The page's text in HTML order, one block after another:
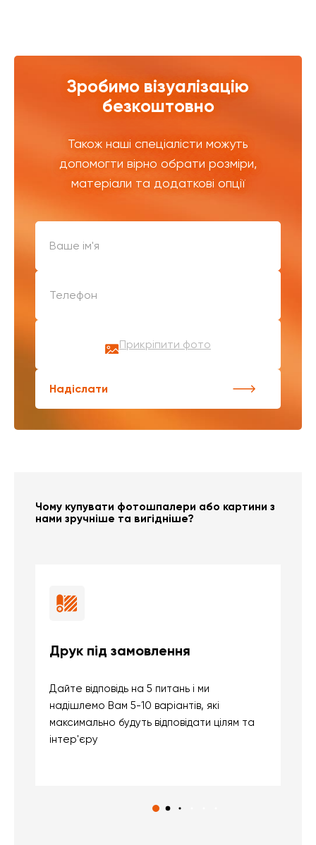
Зробимо візуалізацію
безкоштовно
Також наші спеціалісти можуть
допомогти вірно обрати розміри,
матеріали та додаткові опції
Прикріпити фото
Надіслати
Чому купувати фотошпалери або картини з
нами зручніше та вигідніше?
Друк під замовлення
Дайте відповідь на 5 питань і ми
надішлемо Вам 5-10 варіантів, які
максимально будуть відповідати цілям та
інтер'єру